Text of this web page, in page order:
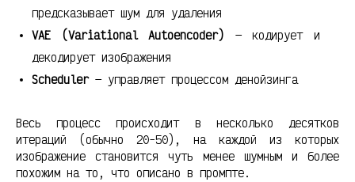
предсказывает шум для удаления
VAE (Variational Autoencoder) — кодирует и
декодирует изображения
Scheduler— управляет процессом денойзинга
Весь процесс происходит в несколько десятков
итераций (обычно 20-50), на каждой из которых
изображение становится чуть менее шумным и более
похожим на то, что описано в промпте.